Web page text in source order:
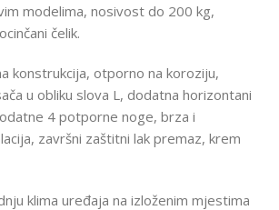
modelima, nosivost do 200 kg,
čelik.
konstrukcija, otporno na koroziju,
u obliku slova L, dodatna horizontani
4 potporne noge, brza i
završni zaštitni lak premaz, krem
klima uređaja na izloženim mjestima